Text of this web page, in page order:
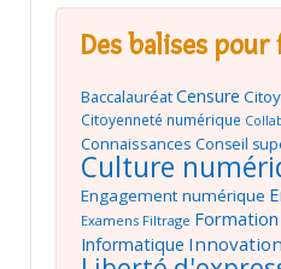
Des balises pour
BaccalauréatCensure
Citoyenneté numérique
Connaissances Conseil
Culture
Engagement numérique
Examens Filtrage Formation
Informatique Innovation